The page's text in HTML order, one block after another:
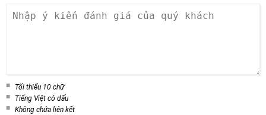
Tối thiểu 10 chữ
Tiếng Việt có dấu
Không chứa liên kết